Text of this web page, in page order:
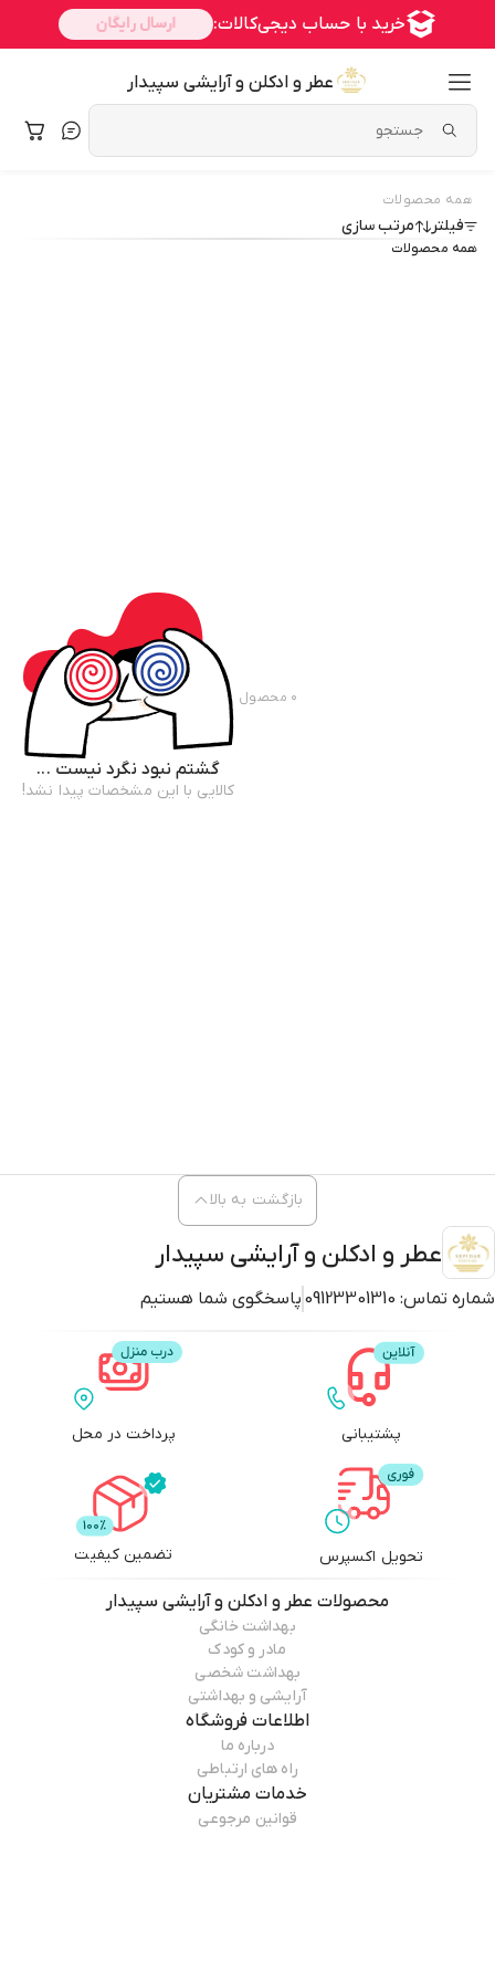
عطر و ادکلن و آرایشی سپیدار
همه محصولات
فیلتر مرتب سازی
همه محصولات
۰ محصول
گشتم نبود نگرد نیست ...
کالایی با این مشخصات پیدا نشد!
عطر و ادکلن و آرایشی سپیدار
شماره تماس: 09123301310 پاسخگوی شما هستیم
بازگشت به بالا
پشتیبانی پرداخت در محل
تحویل اکسپرس تضمین کیفیت
محصولات عطر و ادکلن و آرایشی سپیدار
بهداشت خانگی
مادر و کودک
بهداشت شخصی
آرایشی و بهداشتی
اطلاعات فروشگاه
درباره ما
راه های ارتباطی
خدمات مشتریان
قوانین مرجوعی